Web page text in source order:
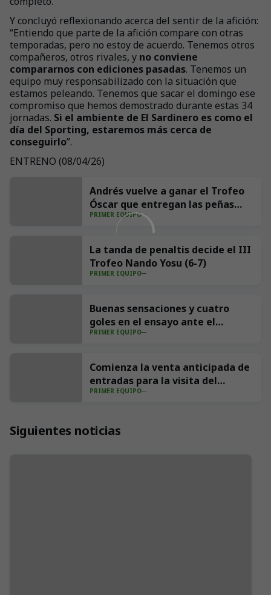
Y concluyó reflexionando acerca del sentir de la afición:
“Entiendo que parte de la afición compare con otras
temporadas, pero no estoy de acuerdo. Tenemos otros
compañeros, otros rivales, y no conviene
compararnos con ediciones pasadas. Tenemos un
equipo muy responsabilizado con la situación que
estamos peleando. Tenemos que sacar el domingo ese
compromiso que hemos demostrado durante estas 34
jornadas. Si el ambiente de El Sardinero es como el
día del Sporting, estaremos más cerca de
conseguirlo”.
ENTRENO (08/04/26)
Andrés vuelve a ganar el Trofeo
Óscar que entregan las peñas
Aúpa Racing y El Cachopo
PRIMER EQUIPO
La tanda de penaltis decide el III
Trofeo Nando Yosu (6-7)
PRIMER EQUIPO
Buenas sensaciones y cuatro
goles en el ensayo ante el
Sporting (4-1)
PRIMER EQUIPO
Comienza la venta anticipada de
entradas para la visita del
Villarreal CF a los Campos de
PRIMER EQUIPO
Siguientes noticias